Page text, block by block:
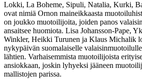
Lokki, La Boheme, Sipuli, Natalia, Kurki,
ovat nimiä Ornon maineikkaasta
on joukko muotoilijoita, joiden panos
ansaitsee huomiota. Lisa Johansson-Pape,
Winkler, Heikki Turunen ja Klaus Michalik
nykypäivän suomalaiselle
lähtien. Varhaisemmista muotoilijoista
ansiokkaan, joskin lyhyeksi jääneen
mallistojen parissa.